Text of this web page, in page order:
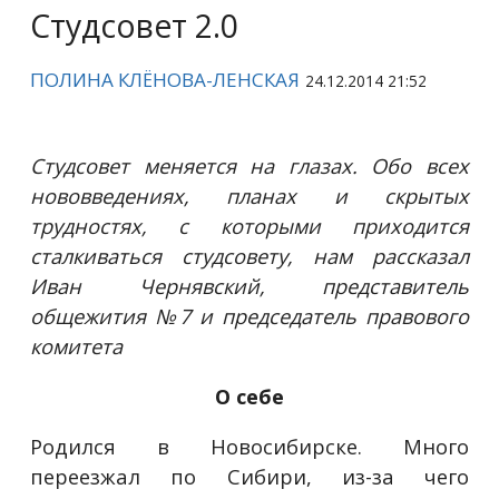
Студсовет 2.0
ПОЛИНА КЛЁНОВА-ЛЕНСКАЯ 24.12.2014 21:52
Студсовет меняется на глазах. Обо всех
нововведениях, планах и скрытых
трудностях, с которыми приходится
сталкиваться студсовету, нам рассказал
Иван Чернявский, представитель
общежития №7 и председатель правового
комитета
О себе
Родился в Новосибирске. Много
переезжал по Сибири, из-за чего